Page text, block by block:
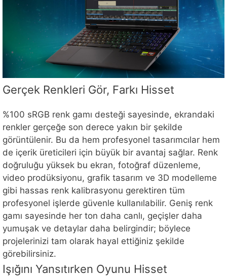
Gerçek Renkleri Gör, Farkı Hisset
%100 sRGB renk gamı desteği sayesinde, ekrandaki
renkler gerçeğe son derece yakın bir şekilde
görüntülenir. Bu da hem profesyonel tasarımcılar hem
de içerik üreticileri için büyük bir avantaj sağlar. Renk
doğruluğu yüksek bu ekran, fotoğraf düzenleme,
video prodüksiyonu, grafik tasarım ve 3D modelleme
gibi hassas renk kalibrasyonu gerektiren tüm
profesyonel işlerde güvenle kullanılabilir. Geniş renk
gamı sayesinde her ton daha canlı, geçişler daha
yumuşak ve detaylar daha belirgindir; böylece
projelerinizi tam olarak hayal ettiğiniz şekilde
görebilirsiniz.
Işığını Yansıtırken Oyunu Hisset